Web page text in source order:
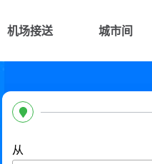
机场接送 城市间
从